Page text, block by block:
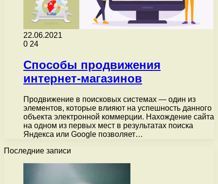
22.06.2021
0 24
Способы продвижения
интернет-магазинов
Продвижение в поисковых системах — один из
элементов, которые влияют на успешность данного
объекта электронной коммерции. Нахождение сайта
на одном из первых мест в результатах поиска
Яндекса или Google позволяет…
Последние записи